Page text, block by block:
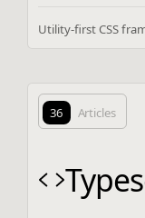
Utility-first CSS
36 Articles